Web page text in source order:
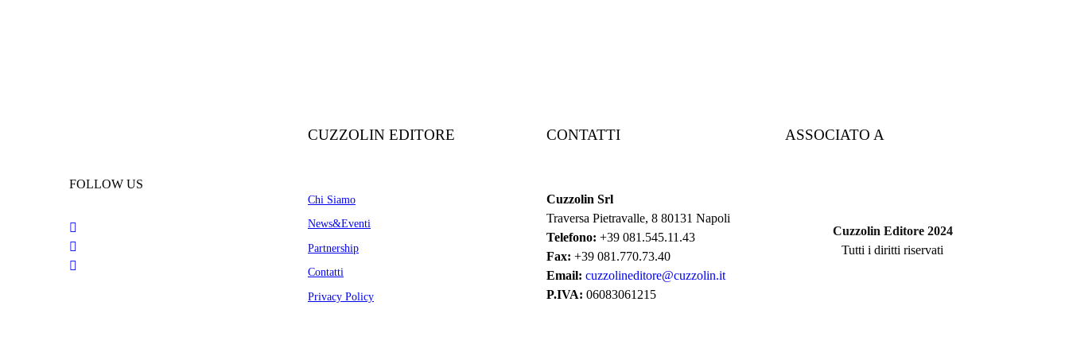
FOLLOW US
CUZZOLIN EDITORE
Chi Siamo
News&Eventi
Partnership
Contatti
Privacy Policy
CONTATTI
Cuzzolin Srl
Traversa Pietravalle, 8 80131 Napoli
Telefono: +39 081.545.11.43
Fax: +39 081.770.73.40
Email: cuzzolineditore@cuzzolin.it
P.IVA: 06083061215
ASSOCIATO A
Cuzzolin Editore 2024
Tutti i diritti riservati